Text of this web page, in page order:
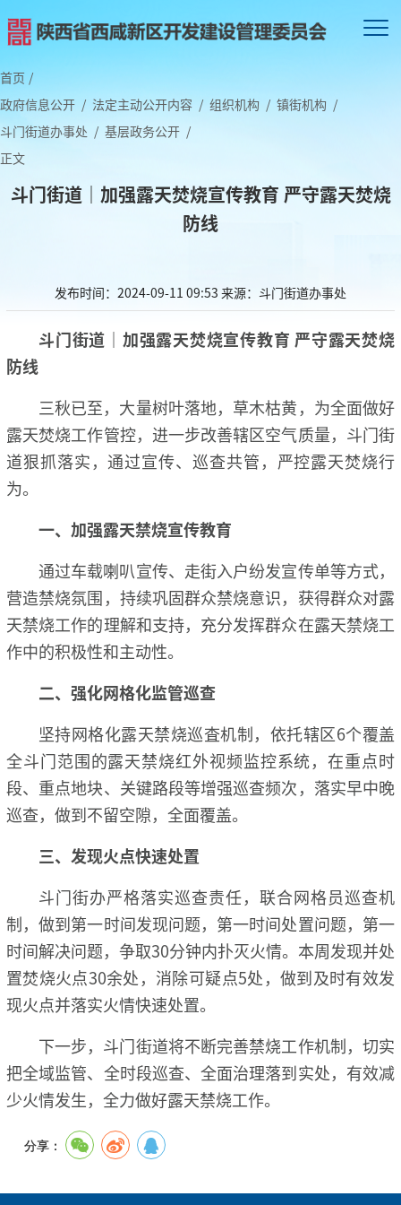
首页 /
政府信息公开 / 法定主动公开内容 / 组织机构 / 镇街机构 /
斗门街道办事处 / 基层政务公开 /
正文
斗门街道｜加强露天焚烧宣传教育 严守露天焚烧
防线
发布时间：2024-09-11 09:53 来源：斗门街道办事处
斗门街道 ｜ 加强露天焚烧宣传教育 严守露天焚烧
防线
三秋已至，大量树叶落地，草木枯黄，为全面做好
露天焚烧工作管控，进一步改善辖区空气质量，斗门街
道狠抓落实，通过宣传、巡查共管，严控露天焚烧行
为。
一、加强露天禁烧宣传教育
通过车载喇叭宣传、走街入户纷发宣传单等方式，
营造禁烧氛围，持续巩固群众禁烧意识，获得群众对露
天禁烧工作的理解和支持，充分发挥群众在露天禁烧工
作中的积极性和主动性。
二、强化网格化监管巡查
坚持网格化露天禁烧巡査机制，依托辖区6个覆盖
全斗门范围的露天禁烧红外视频监控系统，在重点时
段、重点地块、关键路段等增强巡查频次，落实早中晚
巡查，做到不留空隙，全面覆盖。
三、发现火点快速处置
斗门街办严格落实巡查责任，联合网格员巡查机
制，做到第一时间发现问题，第一时间处置问题，第一
时间解决问题，争取30分钟内扑灭火情。本周发现并处
置焚烧火点30余处，消除可疑点5处，做到及时有效发
现火点并落实火情快速处置。
下一步，斗门街道将不断完善禁烧工作机制，切实
把全域监管、全时段巡查、全面治理落到实处，有效减
少火情发生，全力做好露天禁烧工作。
分享：